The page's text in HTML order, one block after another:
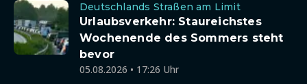
Deutschlands Straßen am Limit
Urlaubsverkehr: Staureichstes
Wochenende des Sommers steht
bevor
05.08.2026 • 17:26 Uhr